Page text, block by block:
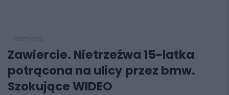
Zawiercie. Nietrzeźwa 15-latka
potrącona na ulicy przez bmw.
Szokujące WIDEO